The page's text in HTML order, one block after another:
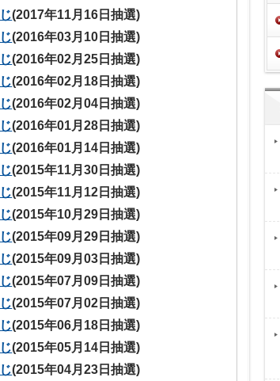
(2017年11月16日抽選)
(2016年03月10日抽選)
(2016年02月25日抽選)
(2016年02月18日抽選)
(2016年02月04日抽選)
(2016年01月28日抽選)
(2016年01月14日抽選)
(2015年11月30日抽選)
(2015年11月12日抽選)
(2015年10月29日抽選)
(2015年09月29日抽選)
(2015年09月03日抽選)
(2015年07月09日抽選)
(2015年07月02日抽選)
(2015年06月18日抽選)
(2015年05月14日抽選)
(2015年04月23日抽選)